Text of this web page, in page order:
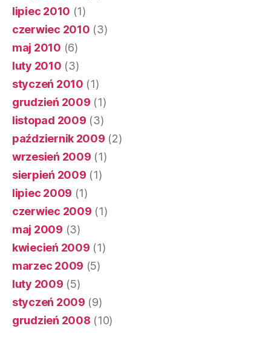
lipiec 2010 (1)
czerwiec 2010 (3)
maj 2010 (6)
luty 2010 (3)
styczeń 2010 (1)
grudzień 2009 (1)
listopad 2009 (3)
październik 2009 (2)
wrzesień 2009 (1)
sierpień 2009 (1)
lipiec 2009 (1)
czerwiec 2009 (1)
maj 2009 (3)
kwiecień 2009 (1)
marzec 2009 (5)
luty 2009 (5)
styczeń 2009 (9)
grudzień 2008 (10)